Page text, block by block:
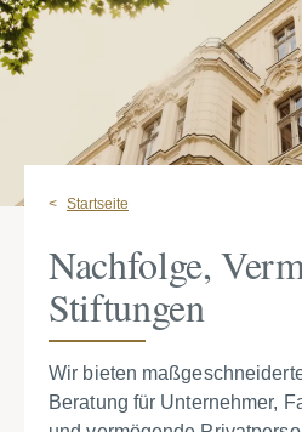
Startseite
Nachfolge,
Stiftungen
Wir bieten
Beratung für Unternehmer,